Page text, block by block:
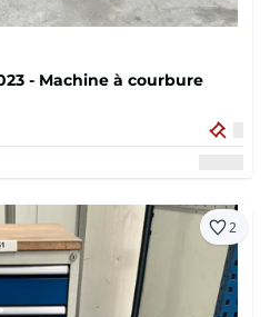
- Machine à courbure
2